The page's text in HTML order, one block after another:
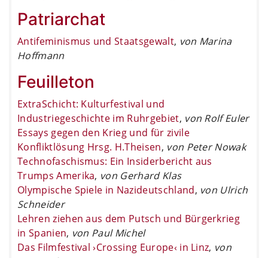
Patriarchat
Antifeminismus und Staatsgewalt, von Marina
Hoffmann
Feuilleton
ExtraSchicht: Kulturfestival und
Industriegeschichte im Ruhrgebiet, von Rolf Euler
Essays gegen den Krieg und für zivile
Konfliktlösung Hrsg. H.Theisen, von Peter Nowak
Technofaschismus: Ein Insiderbericht aus
Trumps Amerika, von Gerhard Klas
Olympische Spiele in Nazideutschland, von Ulrich
Schneider
Lehren ziehen aus dem Putsch und Bürgerkrieg
in Spanien, von Paul Michel
Das Filmfestival ›Crossing Europe‹ in Linz, von